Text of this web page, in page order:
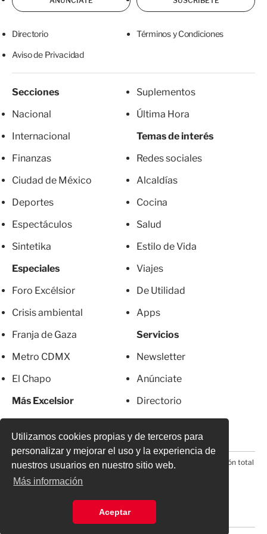
Utilizamos cookies propias y de terceros para
personalizar y mejorar el uso y la experiencia de
nuestros usuarios en nuestro sitio web.
Más información
Aceptar
Directorio Términos y Condiciones
Aviso de Privacidad
Secciones
Nacional
Internacional
Finanzas
Ciudad de México
Deportes
Espectáculos
Sintetika
Especiales
Foro Excélsior
Crisis ambiental
Franja de Gaza
Metro CDMX
El Chapo
Más Excelsior
Suplementos
Última Hora
Temas de interés
Redes sociales
Alcaldías
Cocina
Salud
Estilo de Vida
Viajes
De Utilidad
Apps
Servicios
Newsletter
Anúnciate
Directorio
© 2026 Todos los derechos reservados. Prohibida la reproducción total
o parcial, incluyendo cualquier medio electrónico*